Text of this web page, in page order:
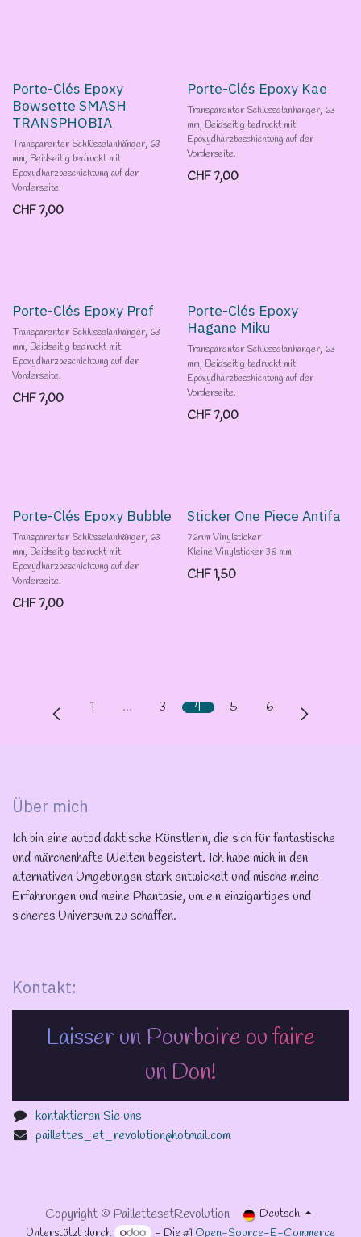
Porte-Clés Epoxy
Bowsette SMASH
TRANSPHOBIA
Transparenter Schlüsselanhänger, 63
mm, Beidseitig bedruckt mit
Epoxydharzbeschichtung auf der
Vorderseite.
CHF7,00
Porte-Clés Epoxy Kae
Transparenter Schlüsselanhänger, 63
mm, Beidseitig bedruckt mit
Epoxydharzbeschichtung auf der
Vorderseite.
CHF7,00
Porte-Clés Epoxy Prof
Transparenter Schlüsselanhänger, 63
mm, Beidseitig bedruckt mit
Epoxydharzbeschichtung auf der
Vorderseite.
CHF7,00
Porte-Clés Epoxy
Hagane Miku
Transparenter Schlüsselanhänger, 63
mm, Beidseitig bedruckt mit
Epoxydharzbeschichtung auf der
Vorderseite.
CHF7,00
Porte-Clés Epoxy Bubble
Transparenter Schlüsselanhänger, 63
mm, Beidseitig bedruckt mit
Epoxydharzbeschichtung auf der
Vorderseite.
CHF7,00
Sticker One Piece Antifa
76mm Vinylsticker
Kleine Vinylsticker 38 mm
CHF1,50
1 … 3 4 5 6
Über mich
Ich bin eine autodidaktische Künstlerin, die sich für fantastische
und märchenhafte Welten begeistert. Ich habe mich in den
alternativen Umgebungen stark entwickelt und mische meine
Erfahrungen und meine Phantasie, um ein einzigartiges und
sicheres Universum zu schaffen.
Kontakt:
Laisser un Pourboire ou faire
un Don!
kontaktieren Sie uns
paillettes_et_revolution@hotmail.com
Copyright © PaillettesetRevolution
Deutsch
Unterstützt durch
- Die #1 Open-Source-E-Commerce